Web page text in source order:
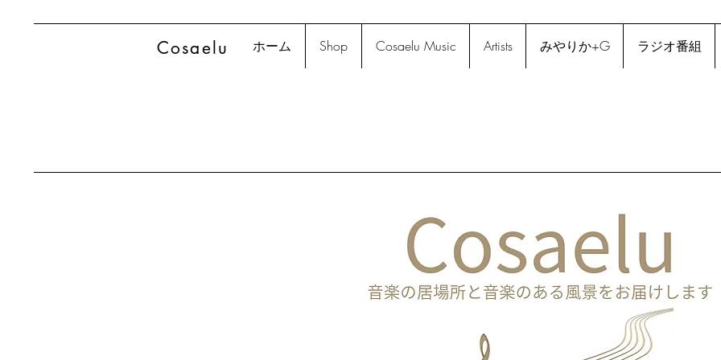
Cosaelu ホーム Shop Cosaelu Music Artists みやりか+G ラジオ番組